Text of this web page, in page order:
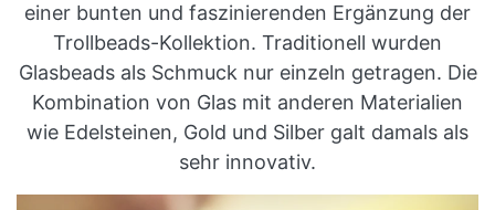
einer bunten und faszinierenden Ergänzung der
Trollbeads-Kollektion. Traditionell wurden
Glasbeads als Schmuck nur einzeln getragen. Die
Kombination von Glas mit anderen Materialien
wie Edelsteinen, Gold und Silber galt damals als
sehr innovativ.